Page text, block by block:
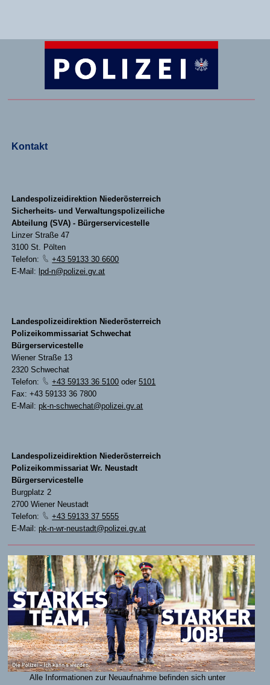
Kontakt
Landespolizeidirektion Niederösterreich
Sicherheits- und Verwaltungspolizeiliche
Abteilung (SVA) - Bürgerservicestelle
Linzer Straße 47
3100 St. Pölten
Telefon:
+43 59133 30 6600
E-Mail: lpd-n@polizei.gv.at
Landespolizeidirektion Niederösterreich
Polizeikommissariat Schwechat
Bürgerservicestelle
Wiener Straße 13
2320 Schwechat
Telefon:
+43 59133 36 5100 oder5101
Fax: +43 59133 36 7800
E-Mail:pk-n-schwechat@polizei.gv.at
Landespolizeidirektion Niederösterreich
Polizeikommissariat Wr. Neustadt
Bürgerservicestelle
Burgplatz 2
2700 Wiener Neustadt
Telefon:
+43 59133 37 5555
E-Mail:pk-n-wr-neustadt@polizei.gv.at
Alle Informationen zur Neuaufnahme befinden sich unter